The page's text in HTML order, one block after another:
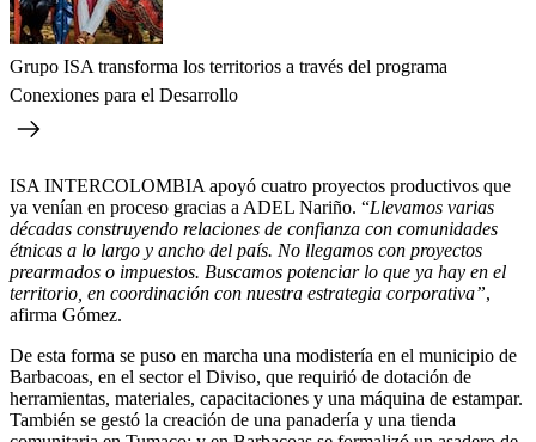
Grupo ISA transforma los territorios a través del programa
Conexiones para el Desarrollo
ISA INTERCOLOMBIA apoyó cuatro proyectos productivos que
ya venían en proceso gracias a ADEL Nariño. “Llevamos varias
décadas construyendo relaciones de confianza con comunidades
étnicas a lo largo y ancho del país. No llegamos con proyectos
prearmados o impuestos. Buscamos potenciar lo que ya hay en el
territorio, en coordinación con nuestra estrategia corporativa”,
afirma Gómez.
De esta forma se puso en marcha una modistería en el municipio de
Barbacoas, en el sector el Diviso, que requirió de dotación de
herramientas, materiales, capacitaciones y una máquina de estampar.
También se gestó la creación de una panadería y una tienda